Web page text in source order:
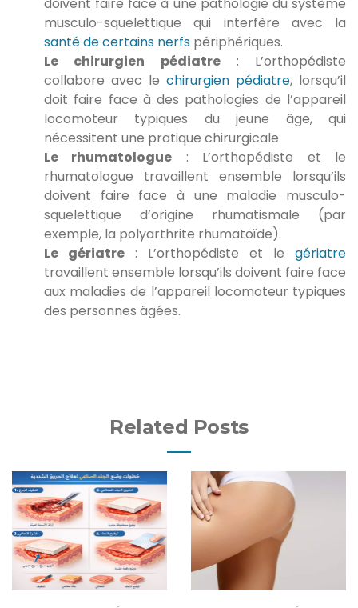
doivent faire face à une pathologie du système
musculo-squelettique qui interfère avec la
santé de certains nerfs périphériques.
Le chirurgien pédiatre: L’orthopédiste
collabore avec le chirurgien pédiatre, lorsqu’il
doit faire face à des pathologies de l’appareil
locomoteur typiques du jeune âge, qui
nécessitent une pratique chirurgicale.
Le rhumatologue : L’orthopédiste et le
rhumatologue travaillent ensemble lorsqu’ils
doivent faire face à une maladie musculo-
squelettique d’origine rhumatismale (par
exemple, la polyarthrite rhumatoïde).
Le gériatre : L’orthopédiste et le gériatre
travaillent ensemble lorsqu’ils doivent faire face
aux maladies de l’appareil locomoteur typiques
des personnes âgées.
Related Posts